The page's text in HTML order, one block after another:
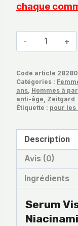
chaque
quantité
de
visage
Zeitgard
Code article
Catégories :
ans, Hommes à
anti-âge, Zeitgard
Étiquette : pour les
Description
Avis (0)
Ingrédients
Serum